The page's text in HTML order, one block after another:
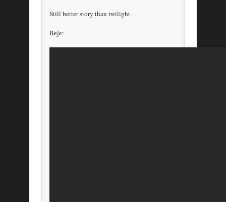
Still better story than twilight.
Beje: